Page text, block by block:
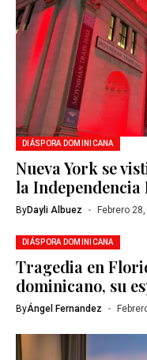
DIÁSPORA DOMINICANA
Nueva York se
la Independencia
ByDayli Albuez Febrero
DIÁSPORA DOMINICANA
Tragedia en
dominicano, su
ByÁngel Fernandez